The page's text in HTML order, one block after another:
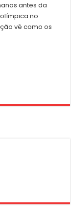
antes da
no
vê como os